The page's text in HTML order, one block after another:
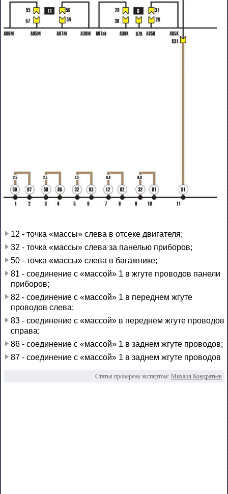
12 - точка «массы» слева в отсеке двигателя;
32 - точка «массы» слева за панелью приборов;
50 - точка «массы» слева в багажнике;
81 - соединение с «массой» 1 в жгуте проводов панели
приборов;
82 - соединение с «массой» 1 в переднем жгуте
проводов слева;
83 - соединение с «массой» в переднем жгуте проводов
справа;
86 - соединение с «массой» 1 в заднем жгуте проводов;
87 - соединение с «массой» 1 в заднем жгуте проводов
Статья проверена экспертом: Михаил Кондратьев